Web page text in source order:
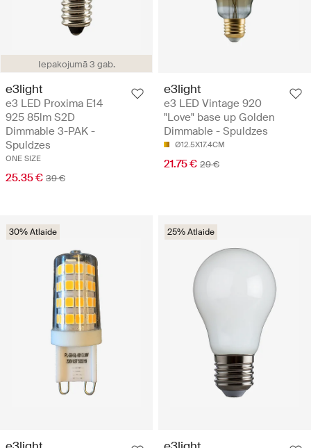
Iepakojumā 3 gab.
e3light
e3 LED Proxima E14
925 85lm S2D
Dimmable 3-PAK -
Spuldzes
ONE SIZE
25.35 € 39 €
e3light
e3 LED Vintage 920
"Love" base up Golden
Dimmable - Spuldzes
Ø12.5X17.4CM
21.75 € 29 €
30% Atlaide 25% Atlaide